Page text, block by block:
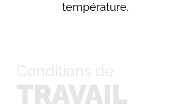
température.
Conditions de
TRAVAIL